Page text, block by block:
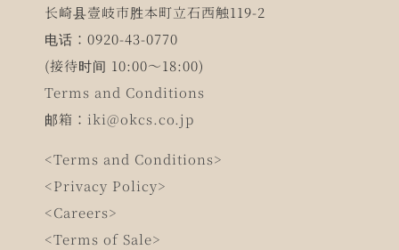
长崎县壹岐市胜本町立石西触119-2
电话：0920-43-0770
(接待时间 10:00～18:00)
Terms and Conditions
邮箱： iki@okcs.co.jp
<Terms and Conditions>
<Privacy Policy>
<Careers>
<Terms of Sale>